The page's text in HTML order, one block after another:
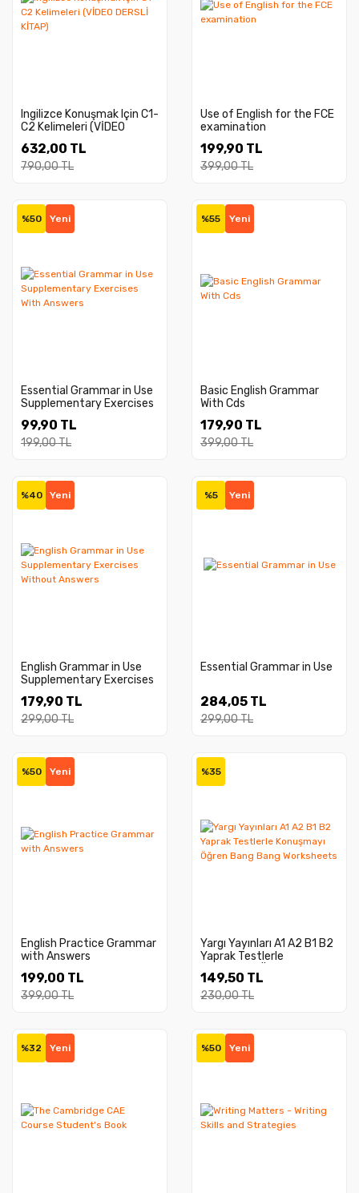
Ingilizce Konuşmak Için C1-
C2 Kelimeleri (VİDEO
632,00 TL
790,00 TL
Use of English for the FCE
examination
199,90 TL
399,00 TL
%50 Yeni
Essential Grammar in Use
Supplementary Exercises
99,90 TL
199,00 TL
%55 Yeni
Basic English Grammar
With Cds
179,90 TL
399,00 TL
%40 Yeni
English Grammar in Use
Supplementary Exercises
179,90 TL
299,00 TL
%5 Yeni
Essential Grammar in Use
284,05 TL
299,00 TL
%50 Yeni
English Practice Grammar
with Answers
199,00 TL
399,00 TL
%35
Yargı Yayınları A1 A2 B1 B2
Yaprak Testlerle
Bang Worksheets
149,50 TL
230,00 TL
%32 Yeni %50 Yeni